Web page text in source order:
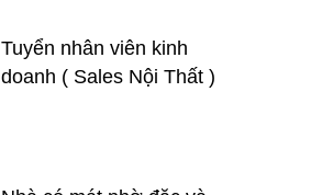
Tuyển nhân viên kinh
doanh ( Sales Nội Thất )